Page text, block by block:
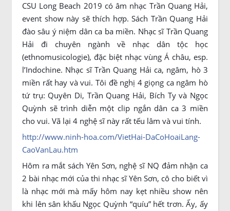
CSU Long Beach 2019 có âm nhạc Trần Quang Hải,
event show này sẽ thích hợp. Sách Trần Quang Hải
đào sâu ý niệm dân ca ba miền. Nhạc sĩ Trần Quang
Hải đi chuyên ngành về nhạc dân tộc học
(ethnomusicologie), đặc biệt nhạc vùng Á châu, esp.
l’Indochine. Nhạc sĩ Trần Quang Hải ca, ngâm, hò 3
miền rất hay và vui. Tôi đề nghị 4 giọng ca ngâm hò
tứ trụ: Quyên Di, Trần Quang Hải, Bích Ty và Ngọc
Quỳnh sẽ trình diễn một clip ngắn dân ca 3 miền
cho vui. Vã lại 4 nghệ sĩ này rất tếu lâm và vui tính.
http://www.ninh-hoa.com/VietHai-DaCoHoaiLang-
CaoVanLau.htm
Hôm ra mắt sách Yên Sơn, nghệ sĩ NQ đảm nhận ca
2 bài nhạc mới của thi nhạc sĩ Yên Sơn, cô cho biết vì
là nhạc mới mà mấy hôm nay kẹt nhiều show nên
khi lên sân khấu Ngọc Quỳnh “quíu” hết trơn. Ấy, ấy